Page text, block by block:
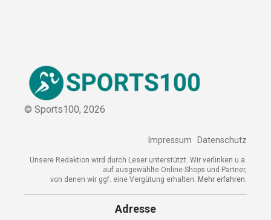
© Sports100, 2026
Impressum Datenschutz
Unsere Redaktion wird durch Leser unterstützt. Wir verlinken
u.a. auf ausgewählte Online-Shops und Partner,
von denen wir ggf. eine Vergütung erhalten.Mehr erfahren.
Adresse